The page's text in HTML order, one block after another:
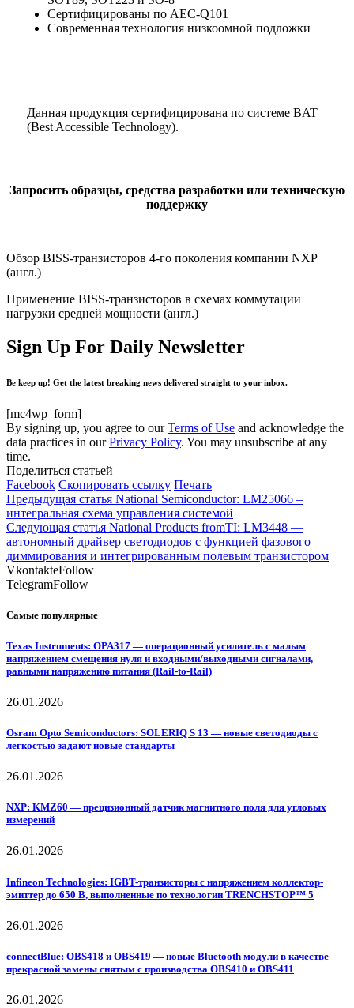
Сертифицированы по AEC-Q101
Современная технология низкоомной подложки
Данная продукция сертифицирована по системе BAT
(Best Accessible Technology).
Запросить образцы, средства разработки или техническую
поддержку
Обзор BISS-транзисторов 4-го поколения компании NXP
(англ.)
Применение BISS-транзисторов в схемах коммутации
нагрузки средней мощности (англ.)
Sign Up For Daily Newsletter
Be keep up! Get the latest breaking news delivered straight to your inbox.
[mc4wp_form]
By signing up, you agree to ourTerms of Use and acknowledge the
data practices in ourPrivacy Policy. You may unsubscribe at any
time.
Поделиться статьей
Facebook Скопировать ссылку Печать
Предыдущая статья National Semiconductor: LM25066 –
интегральная схема управления системой
Следующая статья National Products fromTI: LM3448 —
автономный драйвер светодиодов с функцией фазового
диммирования и интегрированным полевым транзистором
VkontakteFollow
TelegramFollow
Самые популярные
Texas Instruments: OPA317 — операционный усилитель с малым
напряжением смещения нуля и входными/выходными сигналами,
равными напряжению питания (Rail-to-Rail)
26.01.2026
Osram Opto Semiconductors: SOLERIQ S 13 — новые светодиоды с
легкостью задают новые стандарты
26.01.2026
NXP: KMZ60 — прецизионный датчик магнитного поля для угловых
измерений
26.01.2026
Infineon Technologies: IGBT-транзисторы с напряжением коллектор-
эмиттер до 650 В, выполненные по технологии TRENCHSTOP™ 5
26.01.2026
connectBlue: OBS418 и OBS419 — новые Bluetooth модули в качестве
прекрасной замены снятым с производства OBS410 и OBS411
26.01.2026